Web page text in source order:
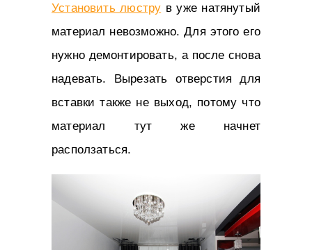
Установить люстру в уже натянутый
материал невозможно. Для этого его
нужно демонтировать, а после снова
надевать. Вырезать отверстия для
вставки также не выход, потому что
материал тут же начнет
расползаться.